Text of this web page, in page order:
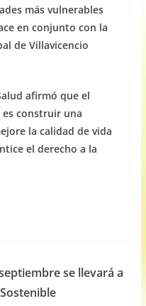
más vulnerables
en conjunto con la
de Villavicencio
afirmó que el
construir una
la calidad de vida
el derecho a la
se llevará a